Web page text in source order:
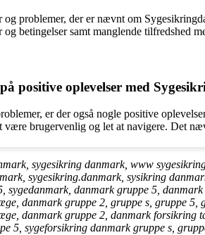
problemer, der er nævnt om
betingelser samt manglende tilfredshed
positive oplevelser med
er der også nogle positive
være brugervenlig og let at navigere. Det
sygesikring danmark, www
sygesikring.danmark, sysikring
sygedanmark, danmark gruppe 5,
danmark gruppe 2, gruppe s, gruppe
danmark gruppe 2, danmark
5, sygeforsikring danmark gruppe s,